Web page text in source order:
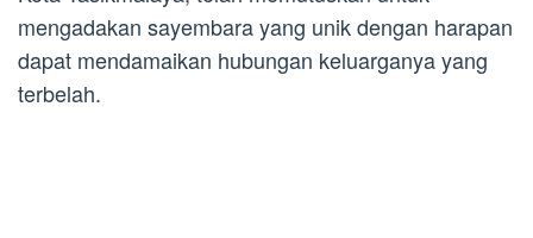
mengadakan sayembara yang unik dengan harapan
dapat mendamaikan hubungan keluarganya yang
terbelah.